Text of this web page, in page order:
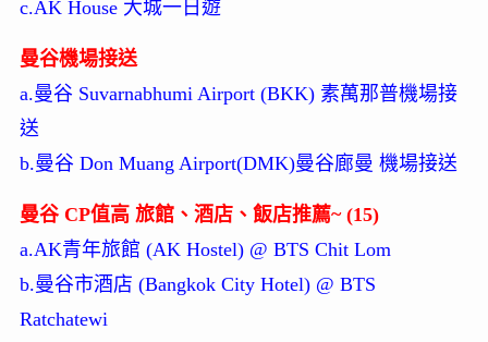
c.AK House 大城一日遊
曼谷機場接送
a.曼谷 Suvarnabhumi Airport (BKK) 素萬那普機場接
送
b.曼谷 Don Muang Airport(DMK)曼谷廊曼 機場接送
曼谷 CP值高 旅館、酒店、飯店推薦~ (15)
a.AK青年旅館 (AK Hostel) @ BTS Chit Lom
b.曼谷市酒店 (Bangkok City Hotel) @ BTS
Ratchatewi